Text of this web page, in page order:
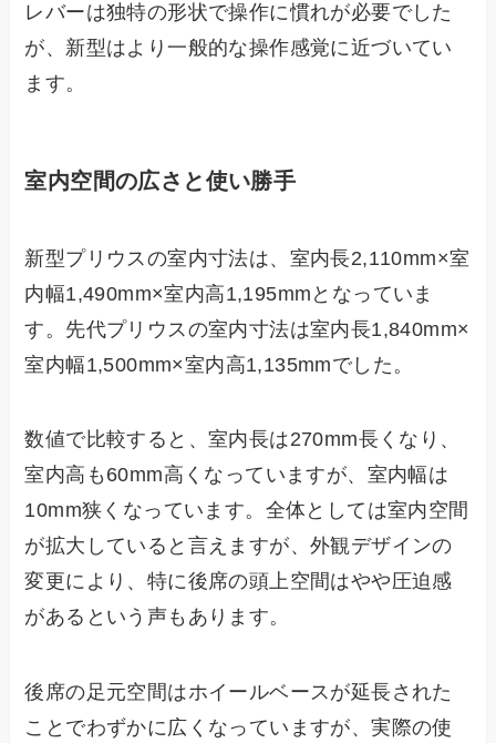
レバーは独特の形状で操作に慣れが必要でした
が、新型はより一般的な操作感覚に近づいてい
ます。
室内空間の広さと使い勝手
新型プリウスの室内寸法は、室内長2,110mm×室
内幅1,490mm×室内高1,195mmとなっていま
す。先代プリウスの室内寸法は室内長1,840mm×
室内幅1,500mm×室内高1,135mmでした。
数値で比較すると、室内長は270mm長くなり、
室内高も60mm高くなっていますが、室内幅は
10mm狭くなっています。全体としては室内空間
が拡大していると言えますが、外観デザインの
変更により、特に後席の頭上空間はやや圧迫感
があるという声もあります。
後席の足元空間はホイールベースが延長された
ことでわずかに広くなっていますが、実際の使